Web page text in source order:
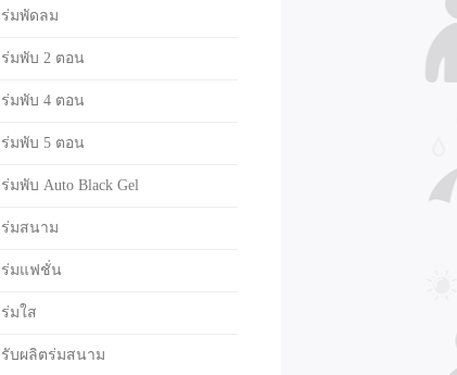
ร่มพัดลม
ร่มพับ 2 ตอน
ร่มพับ 4 ตอน
ร่มพับ 5 ตอน
ร่มพับ Auto Black Gel
ร่มสนาม
ร่มแฟชั่น
ร่มใส
รับผลิตร่มสนาม